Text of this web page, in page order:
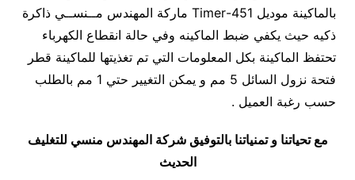
بالماكينة موديل 451-Timer ماركة المهندس مــنســي ذاكرة
ذكيه حيث يكفي ضبط الماكينه وفي حالة انقطاع الكهرباء
تحتفظ الماكينة بكل المعلومات التي تم تغذيتها للماكينة قطر
فتحة نزول السائل 5 مم و يمكن التغيير حتي 1 مم بالطلب
حسب رغبة العميل .
مع تحياتنا و تمنياتنا بالتوفيق شركة المهندس منسي للتغليف
الحديث